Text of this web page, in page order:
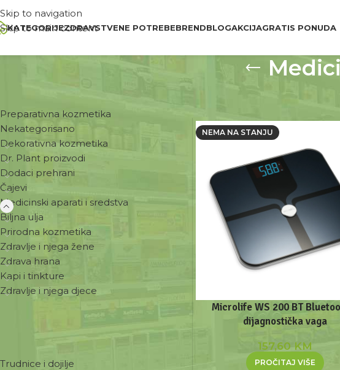
Skip to navigation
Skip to main content
KATEGORIJEZDRAVSTVENE POTREBEBRENDBLOGAKCIJAGRATIS PONUDA
Preparativna kozmetika
Nekategorisano
Dekorativna kozmetika
Dr. Plant proizvodi
Dodaci prehrani
Čajevi
Medicinski aparati i sredstva
Biljna ulja
Prirodna kozmetika
Zdravlje i njega žene
Zdrava hrana
Kapi i tinkture
Zdravlje i njega djece
ZDRAVSTVENE POTREBE
Trudnice i dojilje
NEMA NA STANJU
Microlife WS 200 BT
dijagnostička vaga
157,60 KM
PROČITAJ VIŠE